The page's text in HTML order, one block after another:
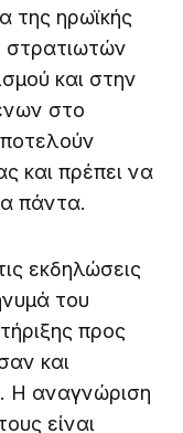
της ηρωϊκής
στρατιωτών
και στην
στο
και πρέπει να
πάντα.
εκδηλώσεις
του
προς
και
Η αναγνώριση
είναι